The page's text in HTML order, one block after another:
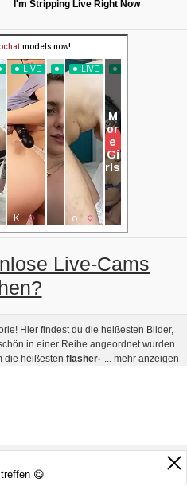
I'm Stripping Live Right Now
Live-Cams
Hier findest du die heißesten Bilder,
in einer Reihe angeordnet wurden.
die heißesten flasher-Pornobilder zu
gemacht wurden und alles
Licht, die Position, die Szenerie, die
du wirst sicherlich etwas
... mehr anzeigen
😋